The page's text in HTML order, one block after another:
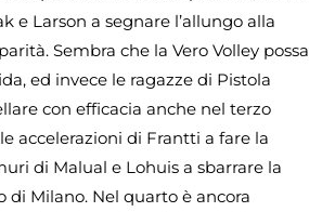
e Larson a segnare l’allungo alla
Sembra che la Vero Volley possa
ed invece le ragazze di Pistola
con efficacia anche nel terzo
accelerazioni di Frantti a fare la
di Malual e Lohuis a sbarrare la
di Milano. Nel quarto è ancora